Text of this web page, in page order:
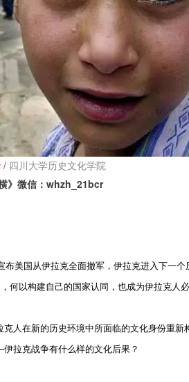
/ 四川大学历史文化学院
横》微信：whzh_21bcr
美国从伊拉克全面撤军，伊拉克进入下一
何以构建自己的国家认同，也成为伊拉克人
人在新的历史环境中所面临的文化身份重新
拉克战争有什么样的文化后果？